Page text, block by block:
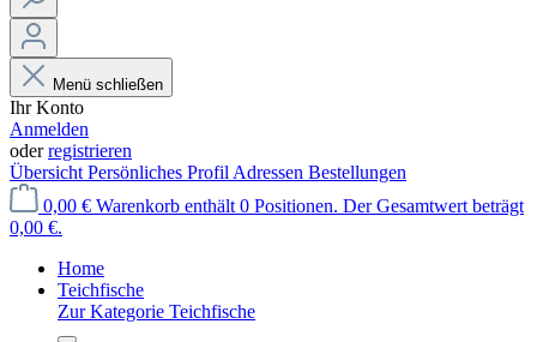
Menü schließen
Ihr Konto
Anmelden
oderregistrieren
Übersicht Persönliches Profil Adressen Bestellungen
0,00 € Warenkorb enthält 0 Positionen. Der Gesamtwert beträgt
0,00 €.
Home
Teichfische
Zur Kategorie Teichfische